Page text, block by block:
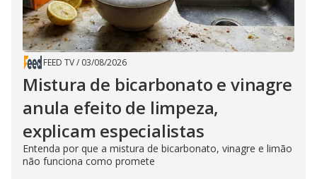
FEED TV/ 03/08/2026
Mistura de bicarbonato e vinagre
anula efeito de limpeza,
explicam especialistas
Entenda por que a mistura de bicarbonato, vinagre e limão
não funciona como promete